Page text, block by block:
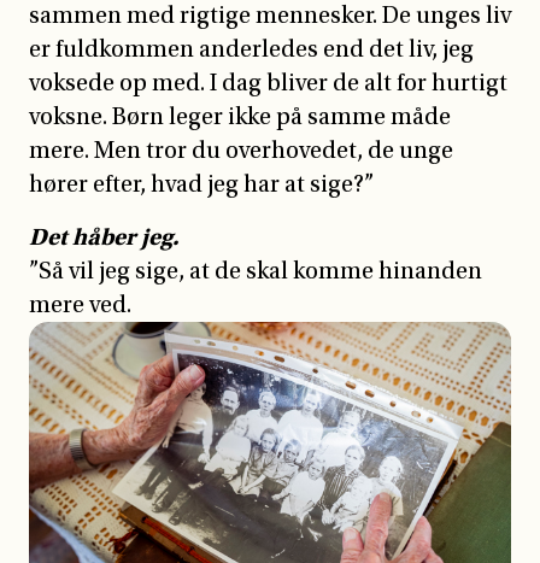
sammen med rigtige mennesker. De unges liv
er fuldkommen anderledes end det liv, jeg
voksede op med. I dag bliver de alt for hurtigt
voksne. Børn leger ikke på samme måde
mere. Men tror du overhovedet, de unge
hører efter, hvad jeg har at sige?”
Det håber jeg.
”Så vil jeg sige, at de skal komme hinanden
mere ved.